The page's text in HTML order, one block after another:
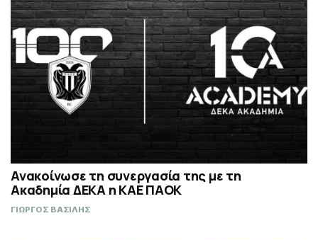
Ανακοίνωσε τη συνεργασία της με τη
Ακαδημία ΔΕΚΑ η ΚΑΕ ΠΑΟΚ
ΓΙΩΡΓΟΣ ΒΑΣΙΛΗΣ